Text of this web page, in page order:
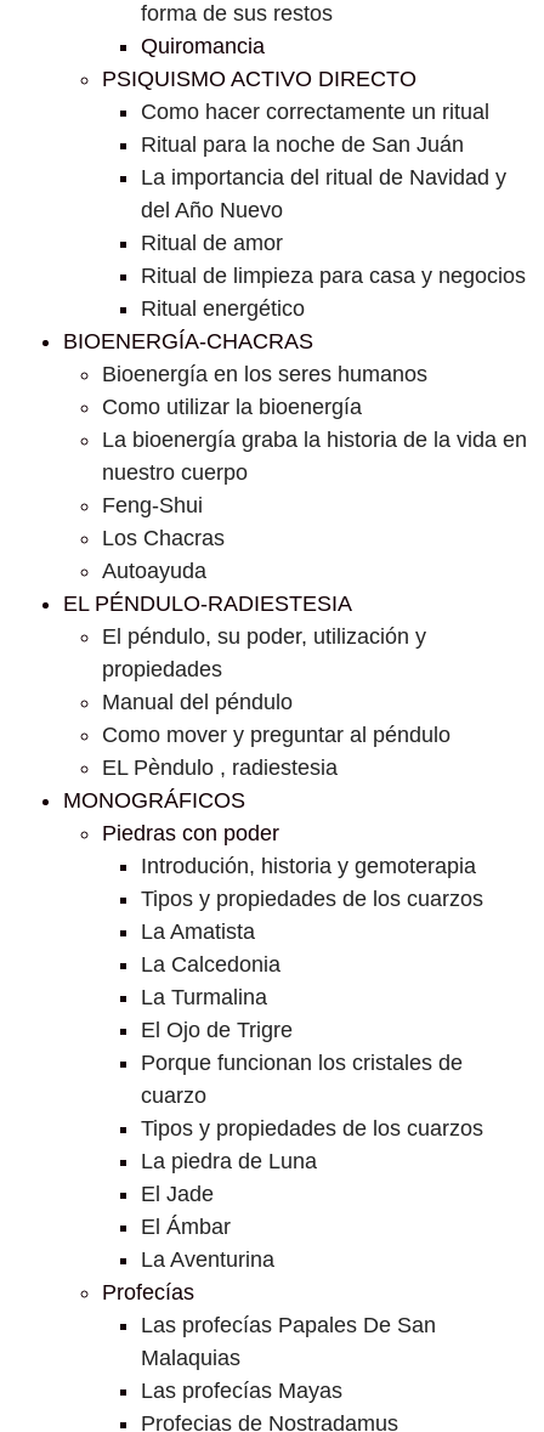
forma de sus restos
Quiromancia
PSIQUISMO ACTIVO DIRECTO
Como hacer correctamente un ritual
Ritual para la noche de San Juán
La importancia del ritual de Navidad y
del Año Nuevo
Ritual de amor
Ritual de limpieza para casa y negocios
Ritual energético
BIOENERGÍA-CHACRAS
Bioenergía en los seres humanos
Como utilizar la bioenergía
La bioenergía graba la historia de la vida en
nuestro cuerpo
Feng-Shui
Los Chacras
Autoayuda
EL PÉNDULO-RADIESTESIA
El péndulo, su poder, utilización y
propiedades
Manual del péndulo
Como mover y preguntar al péndulo
EL Pèndulo , radiestesia
MONOGRÁFICOS
Piedras con poder
Introdución, historia y gemoterapia
Tipos y propiedades de los cuarzos
La Amatista
La Calcedonia
La Turmalina
El Ojo de Trigre
Porque funcionan los cristales de
cuarzo
Tipos y propiedades de los cuarzos
La piedra de Luna
El Jade
El Ámbar
La Aventurina
Profecías
Las profecías Papales De San
Malaquias
Las profecías Mayas
Profecias de Nostradamus